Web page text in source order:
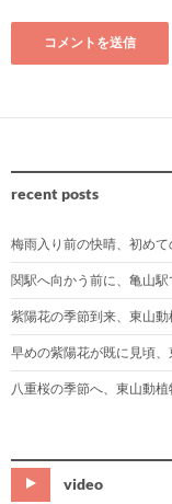
recent posts
梅雨入り前の快晴、初めて
関駅へ向かう前に、亀山駅
紫陽花の季節到来、東山動
早めの紫陽花が既に見頃、
八重桜の季節へ、東山動植
video